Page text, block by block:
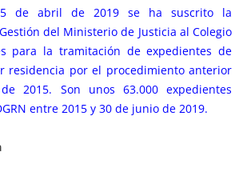
de abril de 2019 se ha suscrito la
del Ministerio de Justicia al Colegio
para la tramitación de expedientes de
residencia por el procedimiento anterior
2015. Son unos 63.000 expedientes
entre 2015 y 30 de junio de 2019.